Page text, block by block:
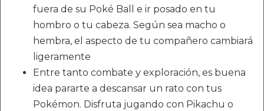
fuera de su Poké Ball e ir posado en tu
hombro o tu cabeza. Según sea macho o
hembra, el aspecto de tu compañero cambiará
ligeramente
Entre tanto combate y exploración, es buena
idea pararte a descansar un rato con tus
Pokémon. Disfruta jugando con Pikachu o